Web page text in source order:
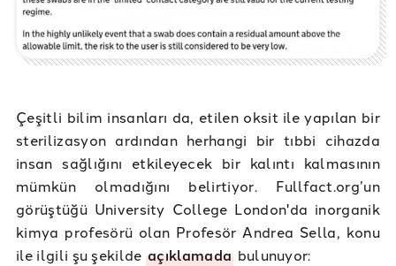
Çeşitli bilim insanları da, etilen oksit ile yapılan bir
sterilizasyon ardından herhangi bir tıbbi cihazda
insan sağlığını etkileyecek bir kalıntı kalmasının
mümkün olmadığını belirtiyor. Fullfact.org’un
görüştüğü University College London'da inorganik
kimya profesörü olan Profesör Andrea Sella, konu
ile ilgili şu şekildeaçıklamada bulunuyor: